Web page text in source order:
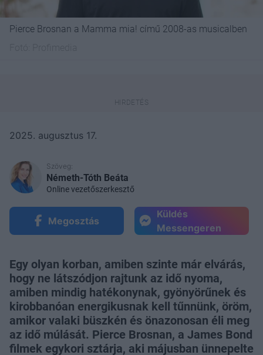
Pierce Brosnan a Mamma mia! című 2008-as musicalben
2025. augusztus 17.
Szöveg:
Németh-Tóth Beáta
Online vezetőszerkesztő
Megosztás
Küldés
Messengeren
Egy olyan korban, amiben szinte már elvárás,
hogy ne látszódjon rajtunk az idő nyoma,
amiben mindig hatékonynak, gyönyörűnek és
kirobbanóan energikusnak kell tűnnünk, öröm,
amikor valaki büszkén és önazonosan éli meg
az idő múlását. Pierce Brosnan, a James Bond
filmek egykori sztárja, aki májusban ünnepelte